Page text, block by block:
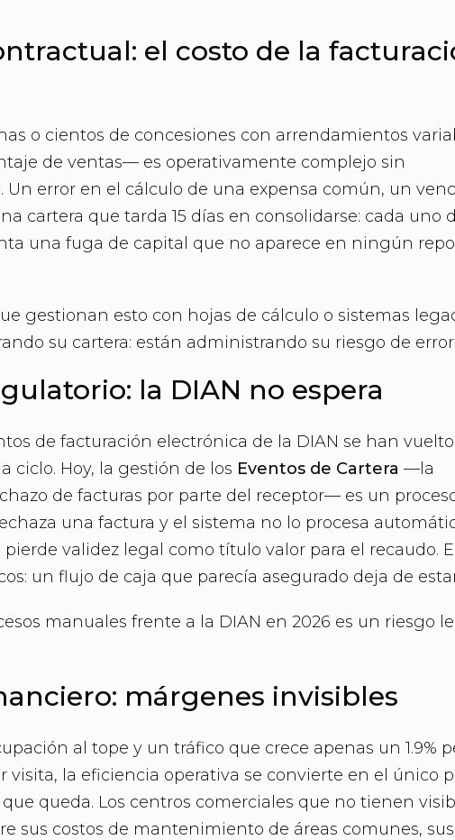
el costo de la
o cientos de concesiones con arrendamientos
de ventas— es operativamente complejo sin
Un error en el cálculo de una expensa común, un
cartera que tarda 15 días en consolidarse: cada uno
una fuga de capital que no aparece en ningún
gestionan esto con hojas de cálculo o sistemas
su cartera: están administrando su riesgo de error.
la DIAN no espera
de facturación electrónica de la DIAN se han
ciclo. Hoy, la gestión de los Eventos de Cartera —la
de facturas por parte del receptor— es un
una factura y el sistema no lo procesa
validez legal como título valor para el recaudo.
un flujo de caja que parecía asegurado deja de
manuales frente a la DIAN en 2026 es un riesgo
márgenes invisibles
al tope y un tráfico que crece apenas un 1.9%
visita, la eficiencia operativa se convierte en el único
queda. Los centros comerciales que no tienen
sus costos de mantenimiento de áreas comunes,